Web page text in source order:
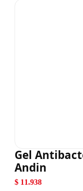
Gel
Andin
$11.938